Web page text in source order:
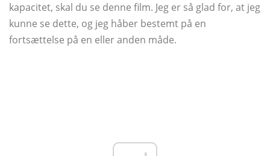
kapacitet, skal du se denne film. Jeg er så glad for, at jeg
kunne se dette, og jeg håber bestemt på en
fortsættelse på en eller anden måde.